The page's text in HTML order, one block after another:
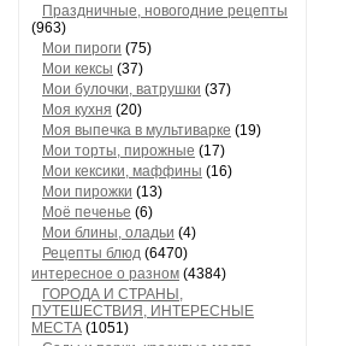
Праздничные, новогодние рецепты
(963)
Мои пироги (75)
Мои кексы (37)
Мои булочки, ватрушки (37)
Моя кухня (20)
Моя выпечка в мультиварке (19)
Мои торты, пирожные (17)
Мои кексики, маффины (16)
Мои пирожки (13)
Моё печенье (6)
Мои блины, оладьи (4)
Рецепты блюд (6470)
интересное о разном (4384)
ГОРОДА И СТРАНЫ,
ПУТЕШЕСТВИЯ, ИНТЕРЕСНЫЕ
МЕСТА (1051)